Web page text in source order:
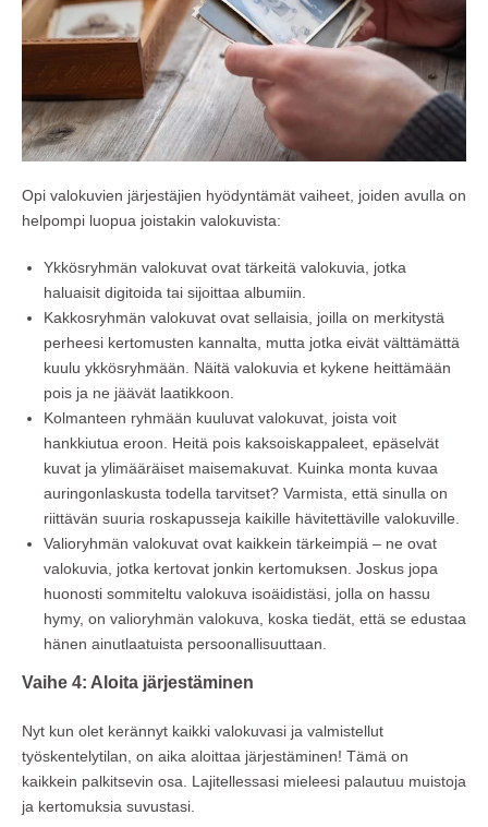
Opi valokuvien järjestäjien hyödyntämät vaiheet, joiden avulla on
helpompi luopua joistakin valokuvista:
Ykkösryhmän valokuvat ovat tärkeitä valokuvia, jotka
haluaisit digitoida tai sijoittaa albumiin.
Kakkosryhmän valokuvat ovat sellaisia, joilla on merkitystä
perheesi kertomusten kannalta, mutta jotka eivät välttämättä
kuulu ykkösryhmään. Näitä valokuvia et kykene heittämään
pois ja ne jäävät laatikkoon.
Kolmanteen ryhmään kuuluvat valokuvat, joista voit
hankkiutua eroon. Heitä pois kaksoiskappaleet, epäselvät
kuvat ja ylimääräiset maisemakuvat. Kuinka monta kuvaa
auringonlaskusta todella tarvitset? Varmista, että sinulla on
riittävän suuria roskapusseja kaikille hävitettäville valokuville.
Valioryhmän valokuvat ovat kaikkein tärkeimpiä – ne ovat
valokuvia, jotka kertovat jonkin kertomuksen. Joskus jopa
huonosti sommiteltu valokuva isoäidistäsi, jolla on hassu
hymy, on valioryhmän valokuva, koska tiedät, että se edustaa
hänen ainutlaatuista persoonallisuuttaan.
Vaihe 4: Aloita järjestäminen
Nyt kun olet kerännyt kaikki valokuvasi ja valmistellut
työskentelytilan, on aika aloittaa järjestäminen! Tämä on
kaikkein palkitsevin osa. Lajitellessasi mieleesi palautuu muistoja
ja kertomuksia suvustasi.